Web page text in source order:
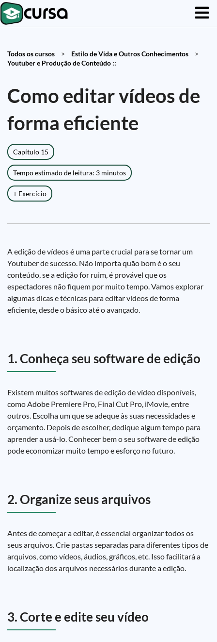
Todos os cursos > Estilo de Vida e Outros Conhecimentos
>
Youtuber e Produção de Conteúdo ::
Como editar vídeos de
forma eficiente
Capítulo 15
Tempo estimado de leitura: 3 minutos
+ Exercício
A edição de vídeos é uma parte crucial para se tornar um
Youtuber de sucesso. Não importa quão bom é o seu
conteúdo, se a edição for ruim, é provável que os
espectadores não fiquem por muito tempo. Vamos explorar
algumas dicas e técnicas para editar vídeos de forma
eficiente, desde o básico até o avançado.
1. Conheça seu software de edição
Existem muitos softwares de edição de vídeo disponíveis,
como Adobe Premiere Pro, Final Cut Pro, iMovie, entre
outros. Escolha um que se adeque às suas necessidades e
orçamento. Depois de escolher, dedique algum tempo para
aprender a usá-lo. Conhecer bem o seu software de edição
pode economizar muito tempo e esforço no futuro.
2. Organize seus arquivos
Antes de começar a editar, é essencial organizar todos os
seus arquivos. Crie pastas separadas para diferentes tipos de
arquivos, como vídeos, áudios, gráficos, etc. Isso facilitará a
localização dos arquivos necessários durante a edição.
3. Corte e edite seu vídeo